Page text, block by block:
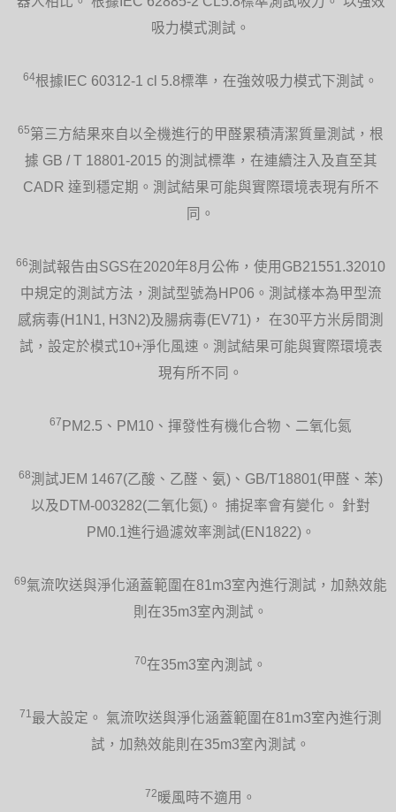
吸力模式測試。
64根據IEC 60312-1 cl 5.8標準，在強效吸力模式下測試。
65第三方結果來自以全機進行的甲醛累積清潔質量測試，根
據 GB / T 18801-2015 的測試標準，在連續注入及直至其
CADR 達到穩定期。測試結果可能與實際環境表現有所不
同。
66測試報告由SGS在2020年8月公佈，使用GB21551.32010
中規定的測試方法，測試型號為HP06。測試樣本為甲型流
感病毒(H1N1, H3N2)及腸病毒(EV71)， 在30平方米房間測
試，設定於模式10+淨化風速。測試結果可能與實際環境表
現有所不同。
67 PM2.5、PM10、揮發性有機化合物、二氧化氮
68測試JEM 1467(乙酸、乙醛、氨)、GB/T18801(甲醛、苯)
以及DTM-003282(二氧化氮)。 捕捉率會有變化。 針對
PM0.1進行過濾效率測試(EN1822)。
69氣流吹送與淨化涵蓋範圍在81m3室內進行測試，加熱效能
則在35m3室內測試。
70在35m3室內測試。
71 最大設定。 氣流吹送與淨化涵蓋範圍在81m3室內進行測
試，加熱效能則在35m3室內測試。
72 暖風時不適用。